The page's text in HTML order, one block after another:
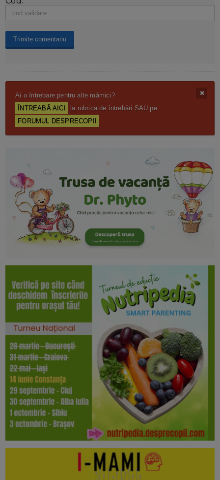
Ai o întrebare pentru alte mămici?
ÎNTREABĂ AICI
la rubrica de întrebări SAU pe
FORUMUL DESPRECOPII